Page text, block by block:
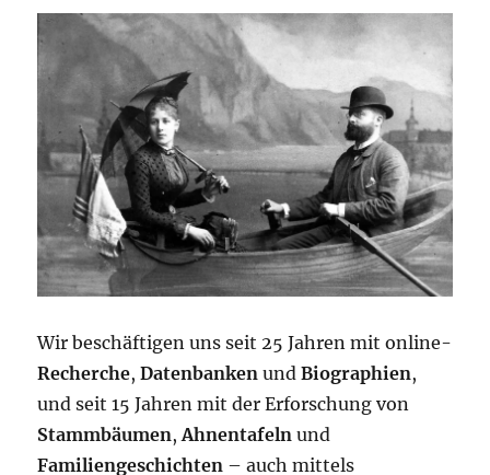
Wir beschäftigen uns seit 25 Jahren mit online-
Recherche,Datenbanken undBiographien,
und seit 15 Jahren mit der Erforschung von
Stammbäumen,Ahnentafeln und
Familiengeschichten – auch mittels